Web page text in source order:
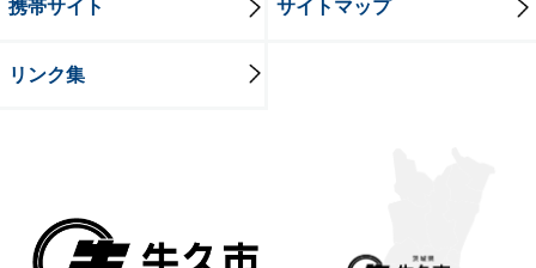
携帯サイト サイトマップ
リンク集